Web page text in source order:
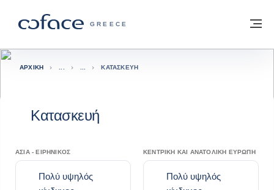
COFACE FOR TRADE - ΙΣΤΟΣΕΛΊΔΑ
GREECE
Πίσω στην Αρχική
ΑΡΧΙΚΉ ΚΑΤΑΣΚΕΥΉ
Κατασκευή
ΑΣΊΑ - ΕΙΡΗΝΙΚΌΣ
Πολύ υψηλός
ΚΕΝΤΡΙΚΉ ΚΑΙ ΑΝΑΤΟΛΙΚΉ ΕΥΡΏΠΗ
Πολύ υψηλός